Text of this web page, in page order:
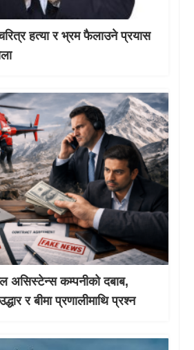
हत्या र भ्रम फैलाउने प्रयास
असिस्टेन्स कम्पनीको दबाब,
र बीमा प्रणालीमाथि प्रश्न